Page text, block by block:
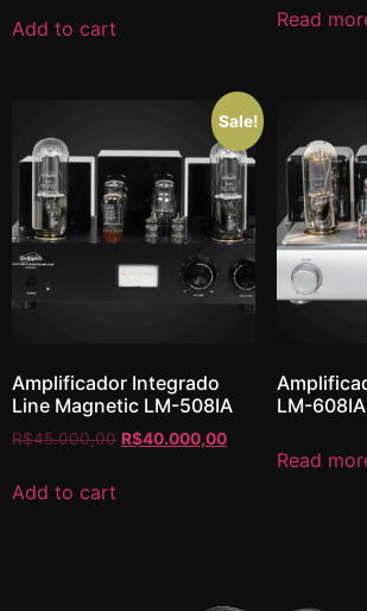
Add to cart Read
Sale!
Amplificador Integrado
Line Magnetic LM-508IA
R$45.000,00 R$40.000,00
Add to cart
LM-608IA
Read